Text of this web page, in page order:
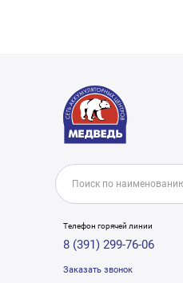
Телефон горячей линии
8 (391) 299-76-06
Заказать звонок